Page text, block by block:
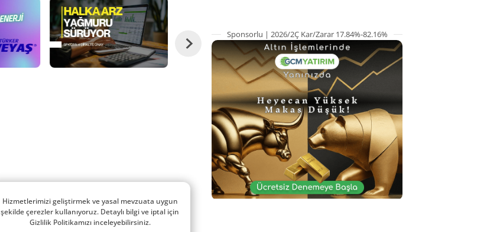
Sponsorlu | 2026/2Ç Kar/Zarar 17.84%-82.16%
Hizmetlerimizi geliştirmek ve yasal mevzuata uygun
şekilde çerezler kullanıyoruz. Detaylı bilgi ve iptal için
Gizlilik Politikamızı inceleyebilirsiniz.